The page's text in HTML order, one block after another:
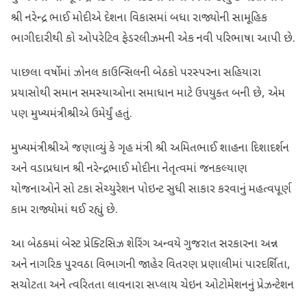
શ્રી નરેન્દ્ર ભાઈ મોદીએ દેશના વિકાસમાં બધા રાજ્યોની સામૂહિક
ભાગીદારીથી કો ઓપરેટિવ ફેડરલીઝમની એક નવી પરિભાષા આપી છે.
પાછલા વર્ષોમાં ઝોનલ કાઉન્સિલની બેઠકો પરસ્પરના સહિયારા
પ્રયાસોથી સમાન સમસ્યાઓના સમાધાન માટે ઉપયુક્ત બની છે, એમ
પણ મુખ્યમંત્રીશ્રીએ ઉમેર્યું હતું.
મુખ્યમંત્રીશ્રીએ જણાવ્યું કે ગૃહ મંત્રી શ્રી અમિતભાઈ શાહના દિશાદર્શન
અને વડાપ્રધાન શ્રી નરેન્દ્રભાઈ મોદીના નેતૃત્વમાં જનકલ્યાણ
યોજનાઓને સો ટકા સેચ્યુરેશન પોઇન્ટ સુધી સાકાર કરવાનું મહત્વપૂર્ણ
કામ રાજ્યોમાં થઈ રહ્યું છે.
આ બેઠકમાં બેસ્ટ પ્રેક્ટિસિઝ શેરિંગ અન્વયે ગુજરાત સરકારના અન્ન
અને નાગરિક પુરવઠા વિભાગની જાહેર વિતરણ પ્રણાલીમાં પારદર્શિતા,
સચોટતા અને ત્વરિતતા લાવનારા સપ્લાય ચેઇન ઓટોમેશનનું પ્રેઝન્ટેશન